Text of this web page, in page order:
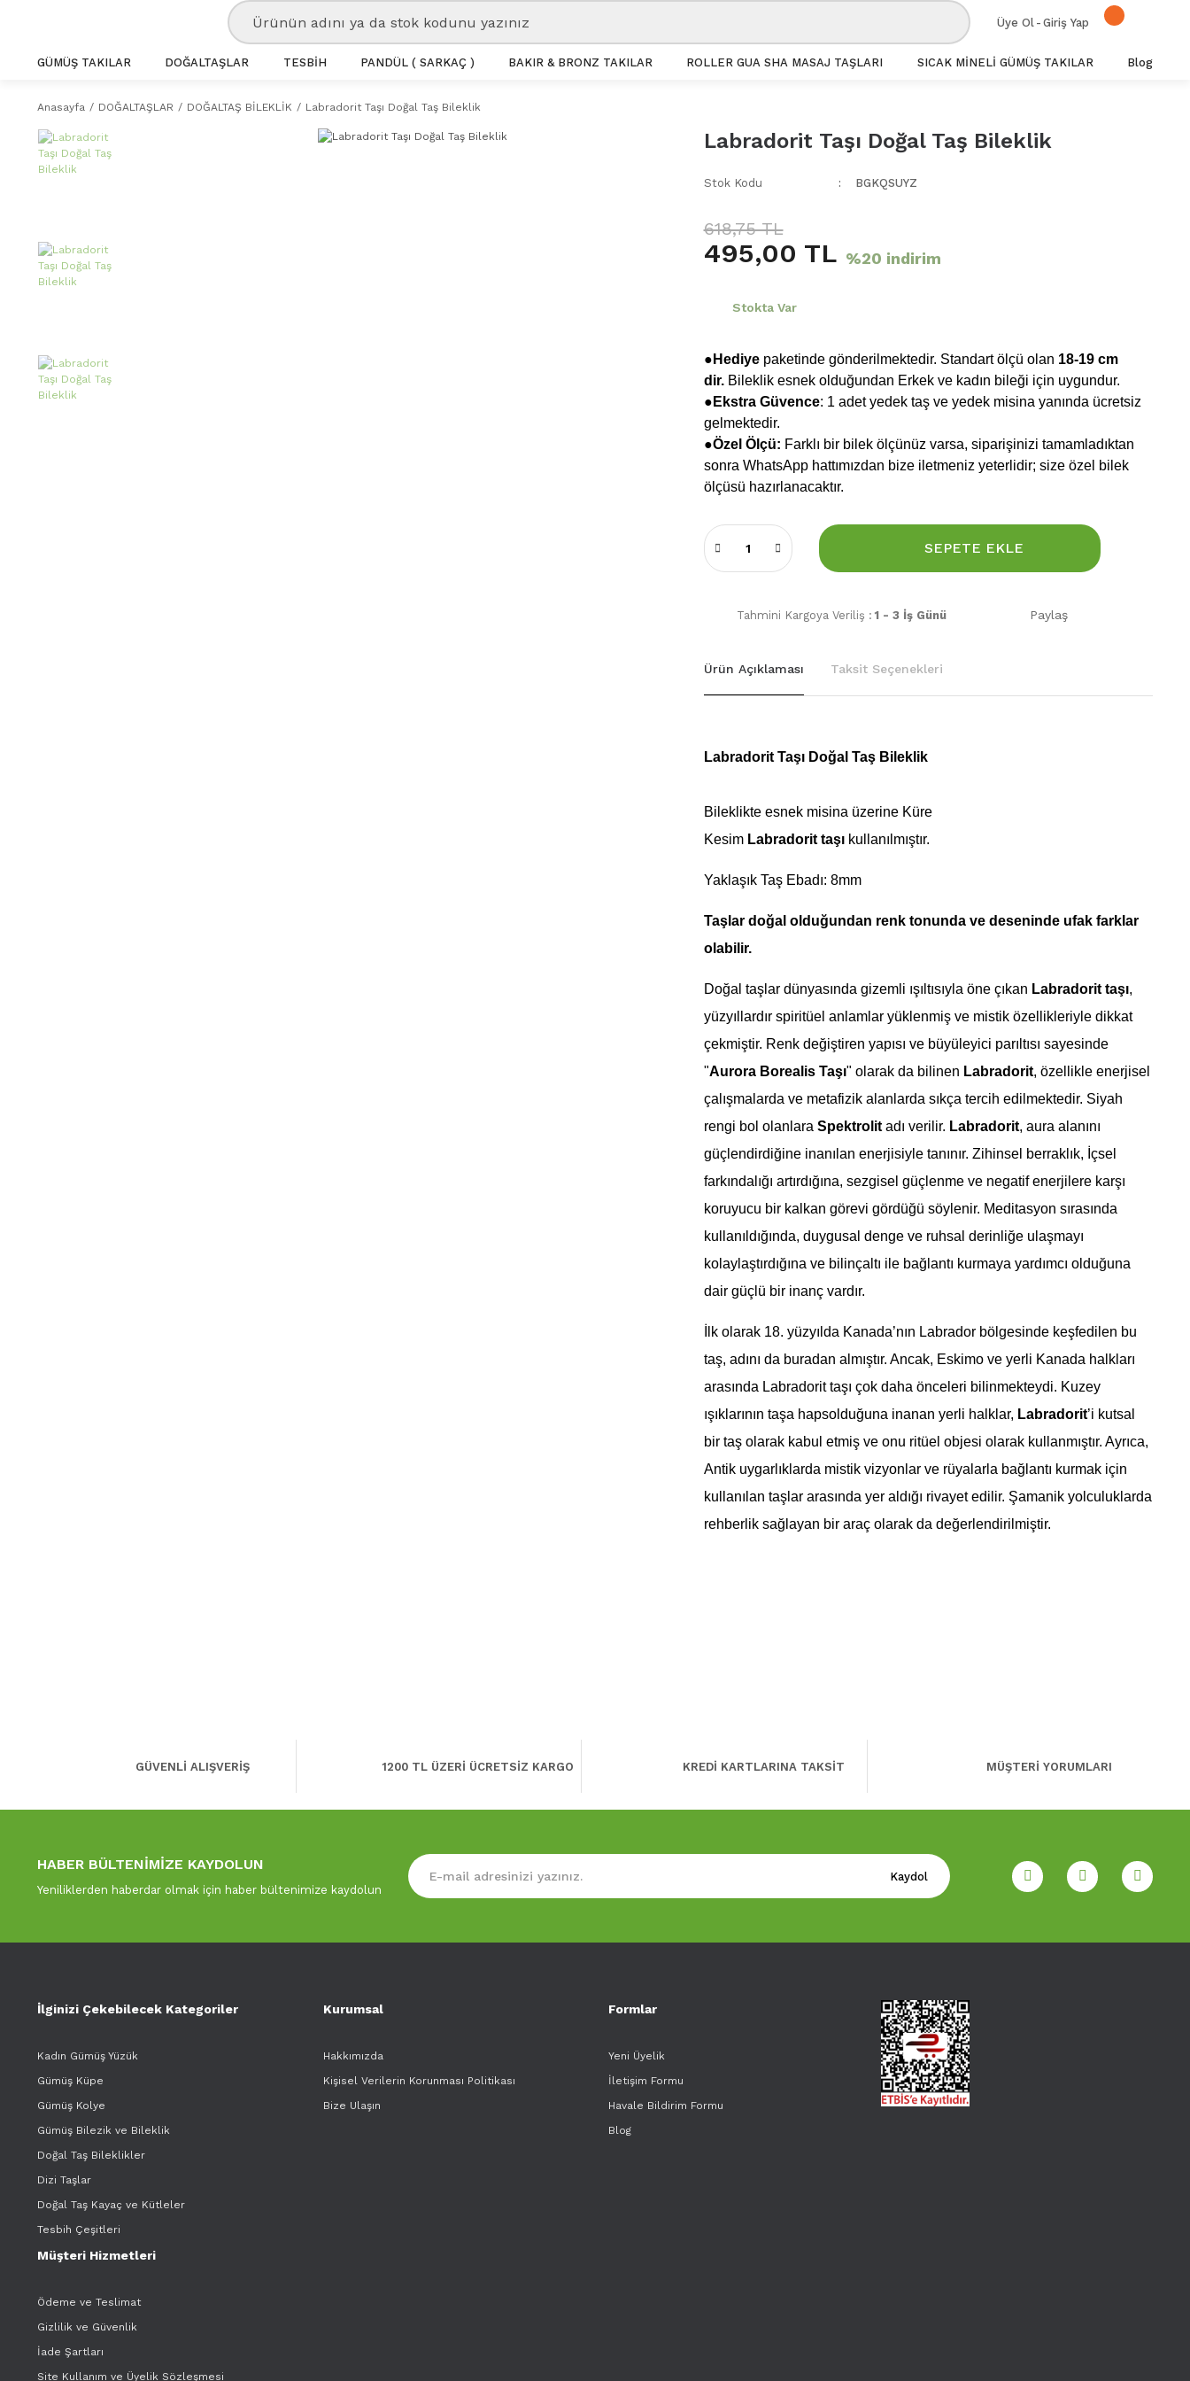
Üye Ol - Giriş Yap
GÜMÜŞ TAKILAR DOĞALTAŞLAR TESBİH PANDÜL ( SARKAÇ ) BAKIR & BRONZ TAKILAR ROLLER GUA SHA MASAJ TAŞLARI SICAK MİNELİ GÜMÜŞ TAKILAR Blog
Anasayfa DOĞALTAŞLAR DOĞALTAŞ BİLEKLİK Labradorit Taşı Doğal Taş Bileklik
Labradorit Taşı Doğal Taş Bileklik
Stok Kodu BGKQSUYZ
618,75 TL
495,00 TL %20 indirim
Stokta Var
●Hediyepaketinde gönderilmektedir. Standart ölçü olan 18-19 cm
dir. Bileklik esnek olduğundan Erkek ve kadın bileği için uygundur.
● Ekstra Güvence: 1 adet yedek taş ve yedek misina yanında ücretsiz
gelmektedir.
●Özel Ölçü: Farklı bir bilek ölçünüz varsa, siparişinizi tamamladıktan
sonra WhatsApp hattımızdan bize iletmeniz yeterlidir; size özel bilek
ölçüsü hazırlanacaktır.
SEPETE EKLE
Tahmini Kargoya Veriliş : 1 - 3 İş Günü Paylaş
Ürün Açıklaması Taksit Seçenekleri
Labradorit Taşı Doğal Taş Bileklik
Bileklikte esnek misina üzerine Küre
Kesim Labradorit taşıkullanılmıştır.
Yaklaşık Taş Ebadı: 8mm
Taşlar doğal olduğundan renk tonunda ve deseninde ufak farklar
olabilir.
Doğal taşlar dünyasında gizemli ışıltısıyla öne çıkan Labradorit taşı,
yüzyıllardır spiritüel anlamlar yüklenmiş ve mistik özellikleriyle dikkat
çekmiştir. Renk değiştiren yapısı ve büyüleyici parıltısı sayesinde
"Aurora Borealis Taşı" olarak da bilinen Labradorit, özellikle enerjisel
çalışmalarda ve metafizik alanlarda sıkça tercih edilmektedir. Siyah
rengi bol olanlara Spektrolitadı verilir. Labradorit, aura alanını
güçlendirdiğine inanılan enerjisiyle tanınır. Zihinsel berraklık, İçsel
farkındalığı artırdığına, sezgisel güçlenme ve negatif enerjilere karşı
koruyucu bir kalkan görevi gördüğü söylenir. Meditasyon sırasında
kullanıldığında, duygusal denge ve ruhsal derinliğe ulaşmayı
kolaylaştırdığına ve bilinçaltı ile bağlantı kurmaya yardımcı olduğuna
dair güçlü bir inanç vardır.
İlk olarak 18. yüzyılda Kanada’nın Labrador bölgesinde keşfedilen bu
taş, adını da buradan almıştır. Ancak, Eskimo ve yerli Kanada halkları
arasında Labradorit taşı çok daha önceleri bilinmekteydi. Kuzey
ışıklarının taşa hapsolduğuna inanan yerli halklar, Labradorit’i kutsal
bir taş olarak kabul etmiş ve onu ritüel objesi olarak kullanmıştır. Ayrıca,
Antik uygarlıklarda mistik vizyonlar ve rüyalarla bağlantı kurmak için
kullanılan taşlar arasında yer aldığı rivayet edilir. Şamanik yolculuklarda
rehberlik sağlayan bir araç olarak da değerlendirilmiştir.
GÜVENLİ ALIŞVERİŞ 1200 TL ÜZERİ ÜCRETSİZ KARGO KREDİ KARTLARINA TAKSİT MÜŞTERİ YORUMLARI
HABER BÜLTENİMİZE KAYDOLUN
Yeniliklerden haberdar olmak için haber bültenimize kaydolun
Kaydol
İlginizi Çekebilecek Kategoriler
Kadın Gümüş Yüzük
Gümüş Küpe
Gümüş Kolye
Gümüş Bilezik ve Bileklik
Doğal Taş Bileklikler
Dizi Taşlar
Doğal Taş Kayaç ve Kütleler
Tesbih Çeşitleri
Kurumsal
Hakkımızda
Kişisel Verilerin Korunması Politikası
Bize Ulaşın
Formlar
Yeni Üyelik
İletişim Formu
Havale Bildirim Formu
Blog
Müşteri Hizmetleri
Ödeme ve Teslimat
Gizlilik ve Güvenlik
İade Şartları
Site Kullanım ve Üyelik Sözleşmesi